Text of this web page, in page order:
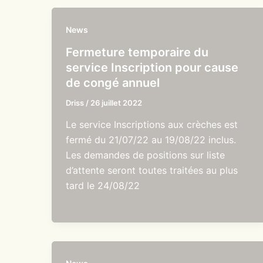
News
Fermeture temporaire du
service Inscription pour cause
de congé annuel
Driss / 26 juillet 2022
Le service Inscriptions aux crèches est
fermé du 21/07/22 au 19/08/22 inclus.
Les demandes de positions sur liste
d’attente seront toutes traitées au plus
tard le 24/08/22